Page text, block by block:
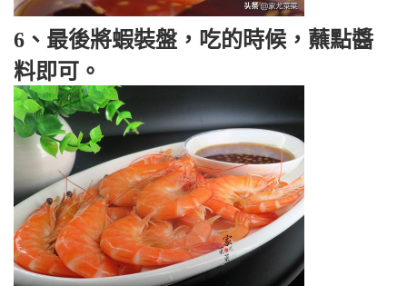
6、最後將蝦裝盤，吃的時候，蘸點醬
料即可。